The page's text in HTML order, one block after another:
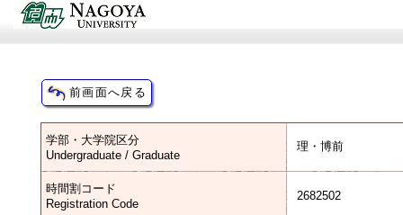
学部・大学院区分
Undergraduate / Graduate
理・博前
時間割コード
Registration Code
2682502